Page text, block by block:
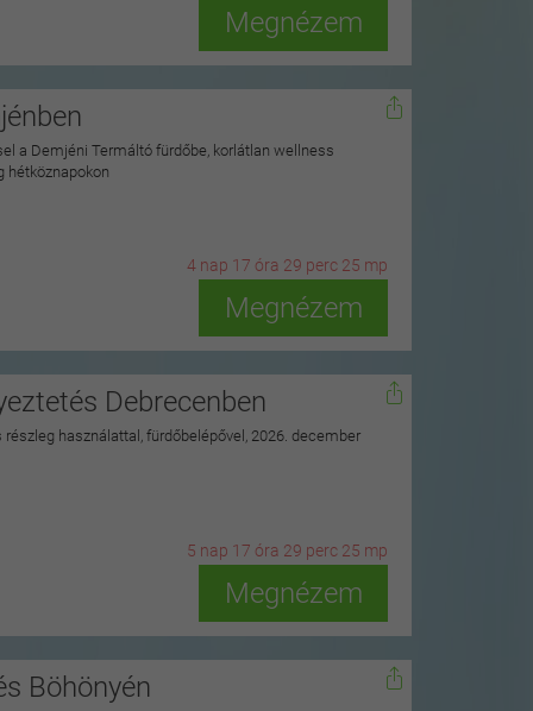
Megnézem
a Demjéni Termáltó fürdőbe, korlátlan wellness
hétköznapokon
4 nap 17 óra 29 perc 23 mp
Megnézem
Debrecenben
használattal, fürdőbelépővel, 2026. december
5 nap 17 óra 29 perc 23 mp
Megnézem
Böhönyén